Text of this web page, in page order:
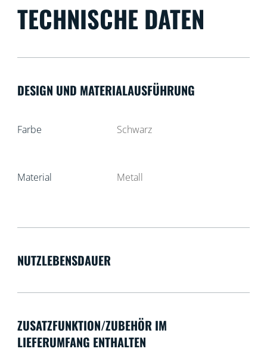
TECHNISCHE DATEN
DESIGN UND MATERIALAUSFÜHRUNG
Farbe Schwarz
Material Metall
NUTZLEBENSDAUER
ZUSATZFUNKTION/ZUBEHÖR IM
LIEFERUMFANG ENTHALTEN